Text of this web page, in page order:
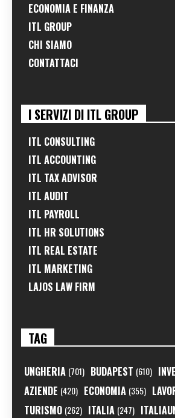
ECONOMIA E FINANZA
ITL GROUP
CHI SIAMO
CONTATTACI
I SERVIZI DI ITL GROUP
ITL CONSULTING
ITL ACCOUNTING
ITL TAX ADVISOR
ITL AUDIT
ITL PAYROLL
ITL HR SOLUTIONS
ITL REAL ESTATE
ITL MARKETING
LAJOS LAW FIRM
TAG
UNGHERIA (701) BUDAPEST (610)
AZIENDE (420) ECONOMIA (355)
TURISMO (262) ITALIA (247)